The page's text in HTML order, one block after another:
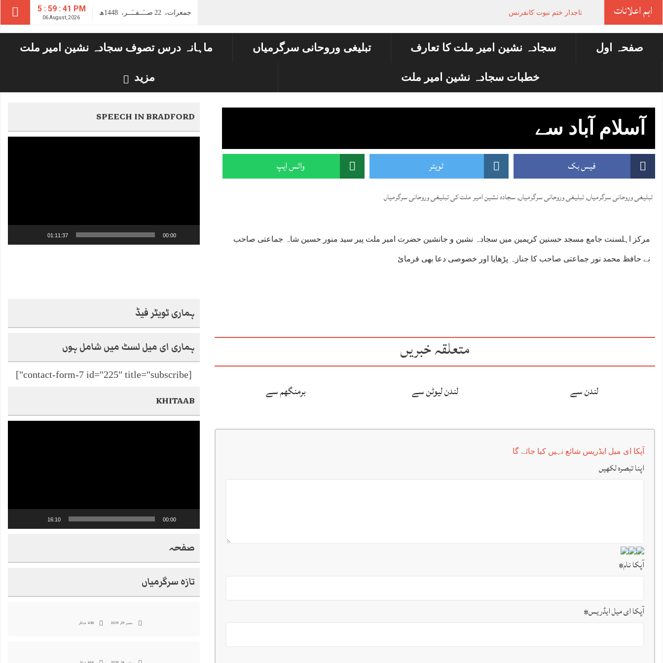
5 : 59 : 42 PM
06 August, 2026
جمعرات، 22 صــَــفــَــر، 1448ھ اہم اعلانات تاجدار ختم نبوت کانفرنس
صفحہ اول سجادہ نشین امیر ملت کا تعارف تبلیغی وروحانی سرگرمیاں ماہانہ درس تصوف سجادہ نشین امیر ملت
خطبات سجادہ نشین امیر ملت مزید
آسلام آباد سے
فیس بک ٹویٹر واٹس ایپ
تبلیغی وروحانی سرگرمیاں,تبلیغی وروحانی سرگرمیاں,سجادہ نشین امیر ملت کی تبلیغی وروحانی سرگرمیاں
مرکز اہلسنت جامع مسجد حسنین کریمین میں سجادہ نشین و جانشین حضرت امیر ملت پیر سید منور حسین شاہ جماعتی صاحب
نے حافظ محمد نور جماعتی صاحب کا جنازہ پڑھایا اور خصوصی دعا بھی فرمائ
متعلقہ خبریں
لندن سے لندن لیوٹن سے برمنگھم سے
آپکا ای میل ایڈریس شائع نہیں کیا جائے گا
اپنا تبصرہ لکھیں
آپکا نام*
آپکا ای میل ایڈریس*
SPEECH IN BRADFORD
00:00
01:11:37
ہماری ٹویٹر فیڈ
ہماری ای میل لسٹ میں شامل ہوں
[contact-form-7 id="225" title="subscribe"]
KHITAAB
00:00
16:10
صفحہ
تازہ سرگرمیاں
ستمبر 29, 2019 458 مناظر